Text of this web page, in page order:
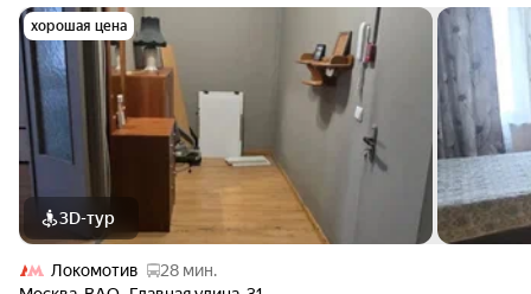
хорошая цена
3D-тур
Локомотив
28 мин.